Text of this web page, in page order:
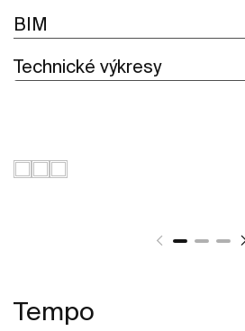
BIM
Technické výkresy
Tempo